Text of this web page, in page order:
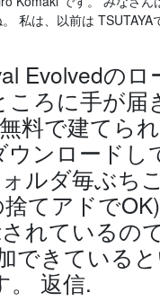
私は、以前は
Evolvedの
ろに手が届
料で建てられ
ウンロード
ルダ毎ぶち
てアドで
れているの
できている
。 返信.